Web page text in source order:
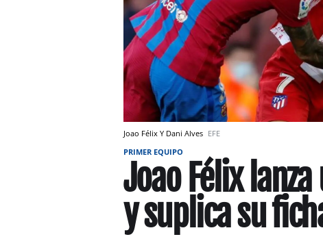
Joao Félix Y Dani Alves EFE
PRIMER EQUIPO
Joao Félix
y suplica su